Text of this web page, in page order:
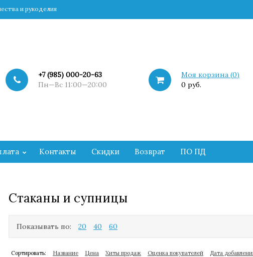
и рукоделия
+7 (985) 000-20-63
Пн—Вс 11:00—20:00
Моя корзина (0)
0 руб.
Контакты Скидки Возврат ПО ПД
Стаканы и супницы
Показывать по: 20 40 60
Сортировать: Название Цена Хиты продаж Оценка покупателей Дата